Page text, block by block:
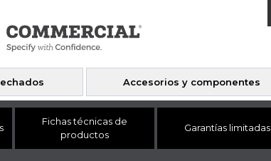
Accesorios y componentes
Fichas técnicas de
productos
Garantías limitadas